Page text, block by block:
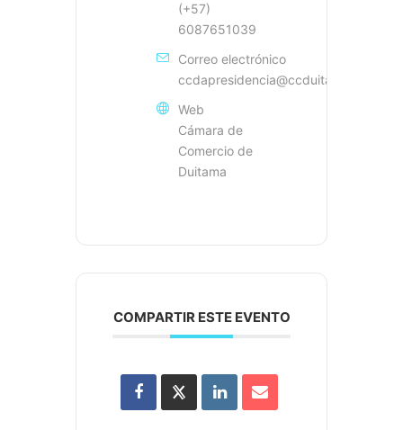
(+57)
6087651039
Correo electrónico
ccdapresidencia@ccduitama.org.co
Web
Cámara de
Comercio de
Duitama
COMPARTIR ESTE EVENTO